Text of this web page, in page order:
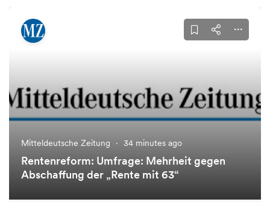
Mitteldeutsche Zeitung · 34 minutes ago
Rentenreform: Umfrage: Mehrheit gegen
Abschaffung der „Rente mit 63“